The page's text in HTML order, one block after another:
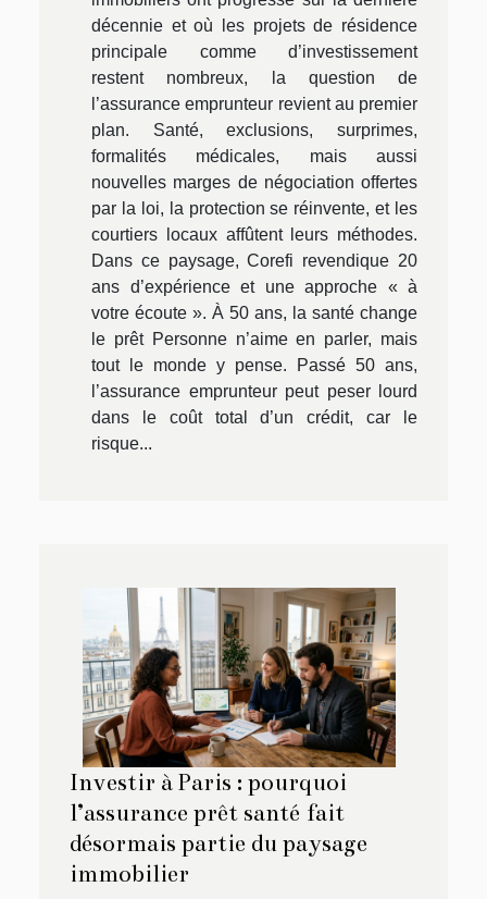
décennie et où les projets de résidence
principale comme d’investissement
restent nombreux, la question de
l’assurance emprunteur revient au premier
plan. Santé, exclusions, surprimes,
formalités médicales, mais aussi
nouvelles marges de négociation offertes
par la loi, la protection se réinvente, et les
courtiers locaux affûtent leurs méthodes.
Dans ce paysage, Corefi revendique 20
ans d’expérience et une approche « à
votre écoute ». À 50 ans, la santé change
le prêt Personne n’aime en parler, mais
tout le monde y pense. Passé 50 ans,
l’assurance emprunteur peut peser lourd
dans le coût total d’un crédit, car le
risque...
Investir à Paris : pourquoi
l’assurance prêt santé fait
désormais partie du paysage
immobilier